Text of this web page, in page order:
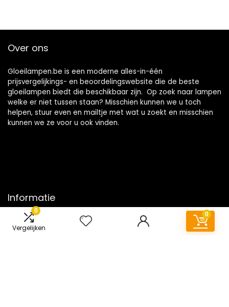
0
Vergelijken
0
Over ons
Gloeilampen.be is een moderne alles-in-één
prijsvergelijkings- en beoordelingswebsite die de beste
gloeilampen biedt die beschikbaar zijn. Op zoek naar lampen
welke er niet tussen staan? Misschien kunnen we u toch
helpen, stuur even en mailtje met wat u zoekt en misschien
kunnen we ze voor u ook vinden.
Informatie
Contact